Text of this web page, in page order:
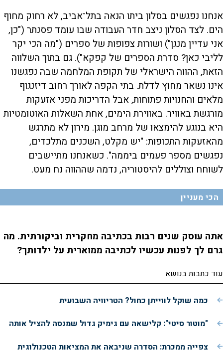
אנחנו נפגשים בסלון ביתו הנאה בתל־אביב, לא רחוק מחוף
הים. לצד הסלון ניצב חדר העבודה שבו עומד פסנתר ("כן,
אני עדיין מנגן") ושורות צפופות של ספרים ("מה הכי יקר
לליבי כאן? סדרת הספרים של קפקא"). גם בתוך השלווה
הזאת, ההווה הישראלי של תקופת המלחמה שבה נפגשנו
אינו נשאר מחוץ לדלת. בתי הקפה לאורך רחוב דיזנגוף
מלאים והחנויות פתוחות, אבל הדריכות מפני אזעקות
מורגשת באוויר. באווירת הימים, אחת השאלות האוטומטיות
היא בנוגע להימצאו של מרחב מוגן. מירון לא מתרגש
מהאזעקות התכופות: "יש מקלט, השכנים מתלכדים,
נפגשים מספר פעמים ביממה". כשאנחנו מתיישבים
לשוחח וצוללים להיסטוריה, נדמה שההווה נח מעט.
הכי מעניין
אתה עוסק שנים רבות בכתיבה מחקרית וביקורתית. מה
גרם לך לפנות עכשיו לכתיבה ממוארית על ילדותך?
עוד כתבות בנושא
כמה שוקל לווייתן כחול? הטריוויה השבועית
"מוטור סיטי": קלישאה עם גימיק גדול שמנסה להציל אותה
צפייה ממכרת: הסדרה שניבאה את המציאות הטכנולוגית